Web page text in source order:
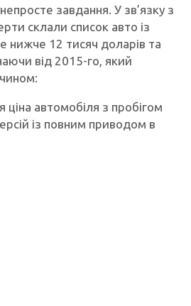
завдання. У зв’язку з
склали список авто із
нижче 12 тисяч доларів та
від 2015-го, який
автомобіля з пробігом
із повним приводом в